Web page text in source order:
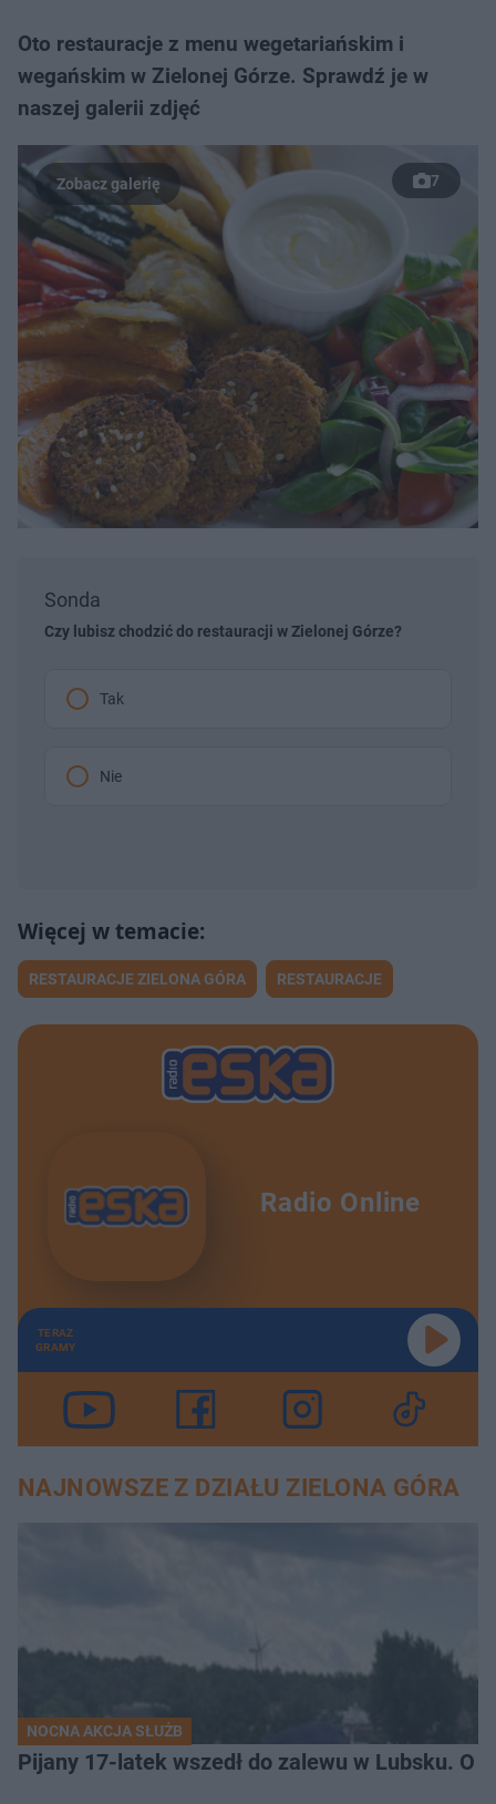
Oto restauracje z menu wegetariańskim i
wegańskim w Zielonej Górze. Sprawdź je w
naszej galerii zdjęć
7
Sonda
Czy lubisz chodzić do restauracji w Zielonej Górze?
Tak
Nie
RESTAURACJE ZIELONA GÓRA RESTAURACJE
Radio Online
TERAZ
GRAMY
NAJNOWSZE Z DZIAŁU ZIELONA GÓRA
NOCNA AKCJA SŁUŻB
Pijany 17-latek wszedł do zalewu w Lubsku. O